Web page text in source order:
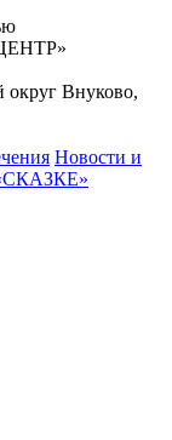
округ Внуково,
Новости и